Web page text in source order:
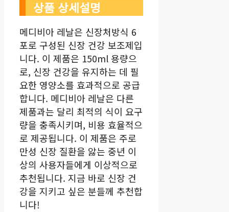
상품 상세설명
메디비아 레날은 신장처방식 6
포로 구성된 신장 건강 보조제입
니다. 이 제품은 150ml 용량으
로, 신장 건강을 유지하는 데 필
요한 영양소를 효과적으로 공급
합니다. 메디비아 레날은 다른
제품과는 달리 최적의 식이 요구
량을 충족시키며, 비용 효율적으
로 제공됩니다. 이 제품은 주로
만성 신장 질환을 앓는 중년 이
상의 사용자들에게 이상적으로
추천됩니다. 지금 바로 신장 건
강을 지키고 싶은 분들께 추천합
니다!